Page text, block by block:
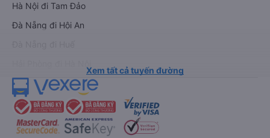
Hà Nội đi Tam Đảo
Đà Nẵng đi Hội An
Xem tất cả tuyến đường